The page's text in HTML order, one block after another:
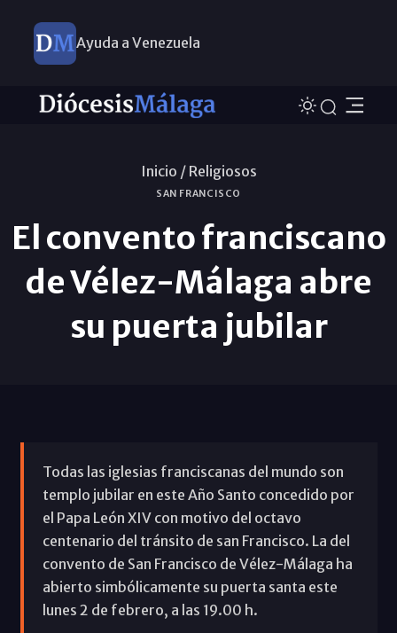
Ayuda a Venezuela
Inicio / Religiosos
SAN FRANCISCO
El convento franciscano
de Vélez-Málaga abre
su puerta jubilar
Todas las iglesias franciscanas del mundo son
templo jubilar en este Año Santo concedido por
el Papa León XIV con motivo del octavo
centenario del tránsito de san Francisco. La del
convento de San Francisco de Vélez-Málaga ha
abierto simbólicamente su puerta santa este
lunes 2 de febrero, a las 19.00 h.